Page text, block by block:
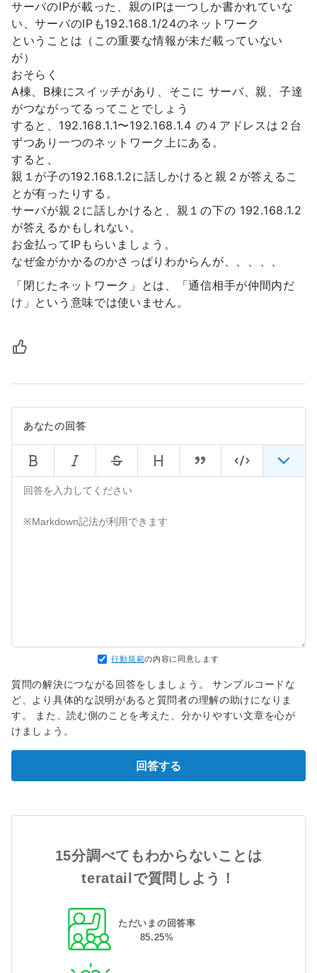
サーバのIPが載った、親のIPは一つしか書かれていな
い、サーバのIPも192.168.1/24のネットワーク
ということは（この重要な情報が未だ載っていない
が）
おそらく
A棟、B棟にスイッチがあり、そこに サーバ、親、子達
がつながってるってことでしょう
すると、192.168.1.1〜192.168.1.4 の４アドレスは２台
ずつあり一つのネットワーク上にある。
すると、
親１が子の192.168.1.2に話しかけると親２が答えるこ
とが有ったりする。
サーバが親２に話しかけると、親１の下の 192.168.1.2
が答えるかもしれない。
お金払ってIPもらいましょう。
なぜ金がかかるのかさっぱりわからんが、、、、、
「閉じたネットワーク」とは、「通信相手が仲間内だ
け」という意味では使いません。
あなたの回答
行動規範の内容に同意します
質問の解決につながる回答をしましょう。 サンプルコードな
ど、より具体的な説明があると質問者の理解の助けになりま
す。 また、読む側のことを考えた、分かりやすい文章を心が
けましょう。
回答する
15分調べてもわからないことは
teratailで質問しよう！
ただいまの回答率
85.25%